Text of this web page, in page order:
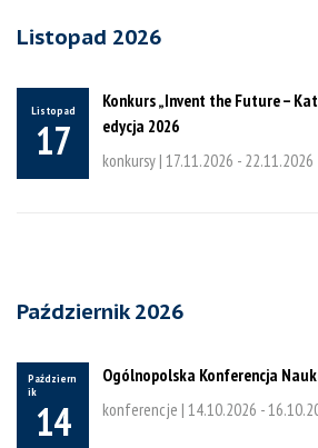
Listopad 2026
Listopad
17
Konkurs „Invent the Future –
edycja 2026
konkursy | 17.11.2026 - 22.11.2026
Październik 2026
Październ
ik
14
Ogólnopolska Konferencja
konferencje | 14.10.2026 -